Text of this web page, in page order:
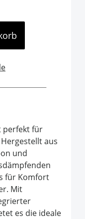
perfekt für
aus
und
für Komfort
Mit
es die ideale